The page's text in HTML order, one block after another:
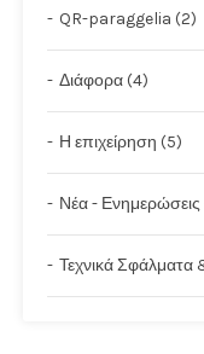
QR-paraggelia (2)
Διάφορα (4)
Η επιχείρηση (5)
Νέα - Ενημερώσεις
Τεχνικά Σφάλματα